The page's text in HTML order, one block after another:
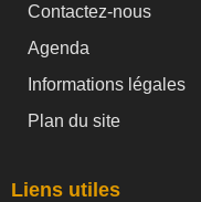
Contactez-nous
Agenda
Informations légales
Plan du site
Liens utiles